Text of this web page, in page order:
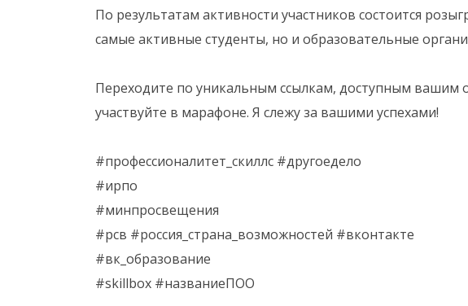
По результатам активности участников состоится
самые активные студенты, но и образовательные
Переходите по уникальным ссылкам, доступным вашим
участвуйте в марафоне. Я слежу за вашими успехами!
#профессионалитет_скиллс #другоедело
#ирпо
#минпросвещения
#рсв #россия_страна_возможностей #вконтакте
#вк_образование
#skillbox #названиеПОО